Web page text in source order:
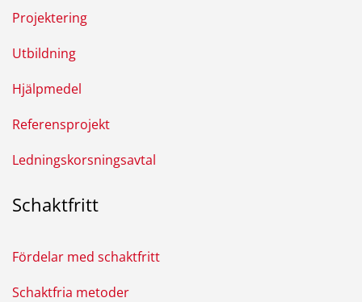
Projektering
Utbildning
Hjälpmedel
Referensprojekt
Ledningskorsningsavtal
Schaktfritt
Fördelar med schaktfritt
Schaktfria metoder